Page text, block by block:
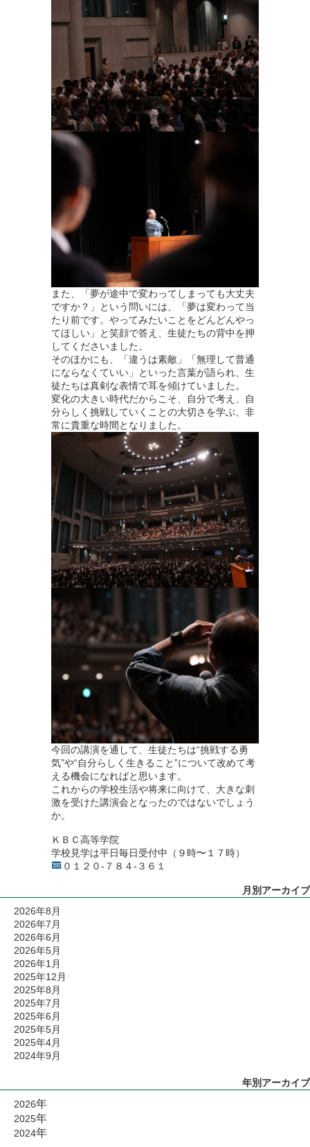
また、「夢が途中で変わってしまっても大丈夫
ですか？」という問いには、「夢は変わって当
たり前です。やってみたいことをどんどんやっ
てほしい」と笑顔で答え、生徒たちの背中を押
してくださいました。
そのほかにも、「違うは素敵」「無理して普通
にならなくていい」といった言葉が語られ、生
徒たちは真剣な表情で耳を傾けていました。
変化の大きい時代だからこそ、自分で考え、自
分らしく挑戦していくことの大切さを学ぶ、非
常に貴重な時間となりました。
今回の講演を通して、生徒たちは“挑戦する勇
気”や“自分らしく生きること”について改めて考
える機会になればと思います。
これからの学校生活や将来に向けて、大きな刺
激を受けた講演会となったのではないでしょう
か。
ＫＢＣ高等学院
学校見学は平日毎日受付中（９時〜１７時）
０１２０-７８４-３６１
月別アーカイブ
2026年8月
2026年7月
2026年6月
2026年5月
2026年1月
2025年12月
2025年8月
2025年7月
2025年6月
2025年5月
2025年4月
2024年9月
年別アーカイブ
2026年
2025年
2024年